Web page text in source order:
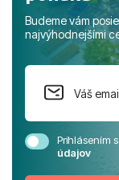
Budeme vám
najvýhodnejšími
Prihlásením
údajov